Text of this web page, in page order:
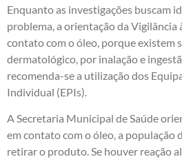
Enquanto as investigações buscam
problema, a orientação da Vigilância
contato com o óleo, porque existem
dermatológico, por inalação e
recomenda-se a utilização dos
Individual (EPIs).
A Secretaria Municipal de Saúde
em contato com o óleo, a população
retirar o produto. Se houver reação